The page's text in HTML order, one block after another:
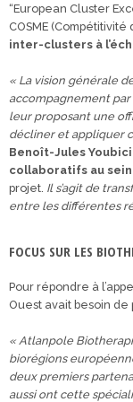
“European Cluster
COSME
inter-clusters à
« La vision générale
accompagnement
leur proposant une
décliner et appliquer
Benoît-Jules
collaboratifs au
projet. Il s’agit de
entre les différentes
FOCUS SUR LES
Pour répondre à
Ouest avait besoin
« Atlanpole
biorégions
deux premiers
aussi ont cette